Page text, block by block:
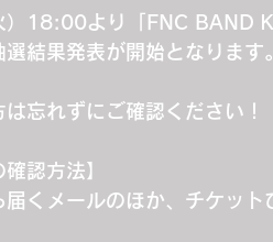
）18:00より「FNC BAND
結果発表が開始となります。
忘れずにご確認ください！
認方法】
届くメールのほか、チケッ